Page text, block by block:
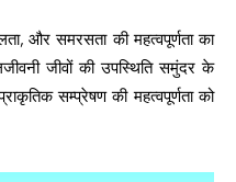
और समरसता की महत्वपूर्णता का
जीवों की उपस्थिति समुंदर के
सम्प्रेषण की महत्वपूर्णता को